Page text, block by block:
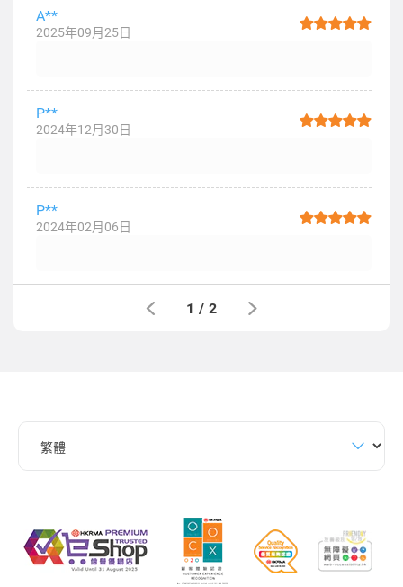
A**
2025年09月25日
P**
2024年12月30日
P**
2024年02月06日
1 / 2